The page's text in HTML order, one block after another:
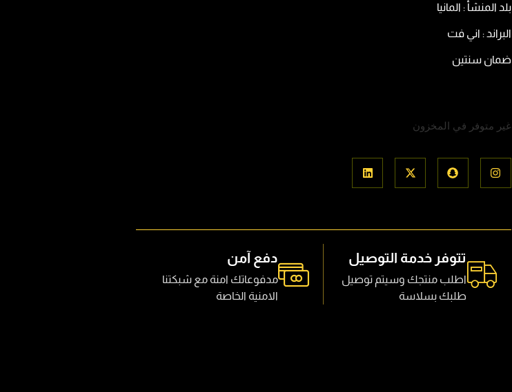
بلد المنشأ : المانيا
البراند : اني فت
ضمان سنتين
غير متوفر في المخزون
تتوفر خدمة التوصيل
اطلب منتجك وسيتم توصيل
طلبك بسلاسة
دفع آمن
مدفوعاتك امنة مع شبكتنا
الامنية الخاصة